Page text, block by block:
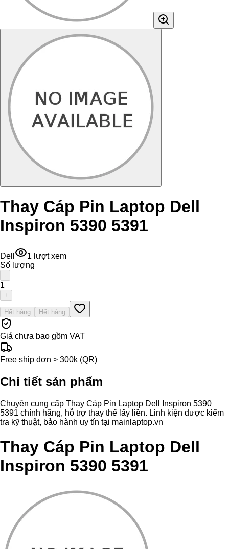
Thay Cáp Pin Laptop Dell
Inspiron 5390 5391
Dell 1 lượt xem
Số lượng
-
1
+
Hết hàng Hết hàng
Giá chưa bao gồm VAT
Free ship đơn > 300k (QR)
Chi tiết sản phẩm
Chuyên cung cấp Thay Cáp Pin Laptop Dell Inspiron 5390
5391 chính hãng, hỗ trợ thay thế lấy liền. Linh kiện được kiểm
tra kỹ thuật, bảo hành uy tín tại mainlaptop.vn
Thay Cáp Pin Laptop Dell
Inspiron 5390 5391